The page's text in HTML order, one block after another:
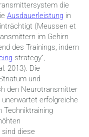
die
Ausdauerleistung in
(Meussen et
im Gehirn
des Trainings, indem
strategy“,
2013). Die
und
den Neurotransmitter
erfolgreiche
Techniktraining
diese